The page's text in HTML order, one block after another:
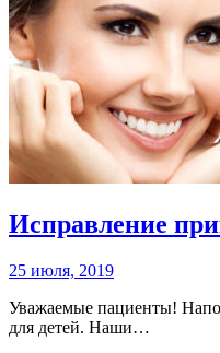
Исправление
25 июля, 2019
Уважаемые пациенты!
для детей. Наши…